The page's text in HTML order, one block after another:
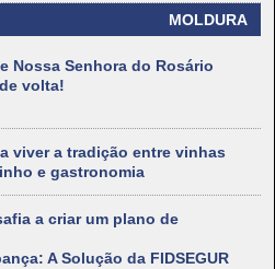
MOLDURA
Nossa Senhora do Rosário
volta!
viver a tradição entre vinhas
e gastronomia
a criar um plano de
A Solução da FIDSEGUR